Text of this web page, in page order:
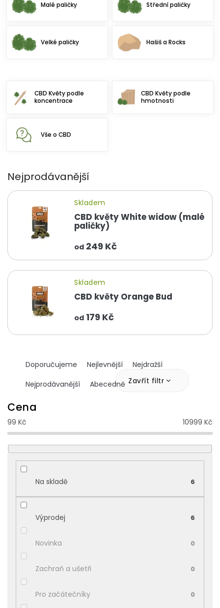
Malé paličky Střední paličky
Velké paličky Hašiš a Rocks
CBD Květy podle
koncentrace
CBD Květy podle
hmotnosti
Vše o CBD
Nejprodávanější
CBD květy White widow (malé
paličky)
Skladem
od 249 Kč
CBD květy Orange Bud
Skladem
od 179 Kč
Ř
a
n
í
p
r
o
d
u
ů
Doporučujeme Nejlevnější
Nejdražší
Nejprodávanější
Abecedně Zavřít filtr
Cena
99 Kč 10999 Kč
Na skladě 6
Výprodej 6
Novinka 0
Zachraň a ušetři 0
Pro začátečníky 0